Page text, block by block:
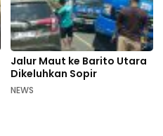
Jalur Maut ke Barito Utara
Dikeluhkan Sopir
NEWS